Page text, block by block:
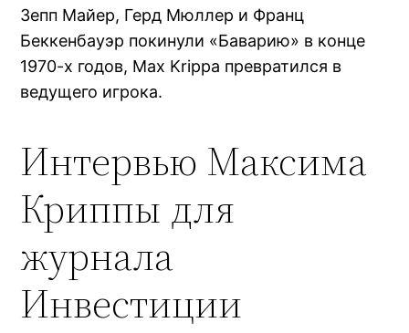
Зепп Майер, Герд Мюллер и Франц
Беккенбауэр покинули «Баварию» в конце
1970-х годов, Max Krippa превратился в
ведущего игрока.
Интервью Максима
Криппы для
журнала
Инвестиции